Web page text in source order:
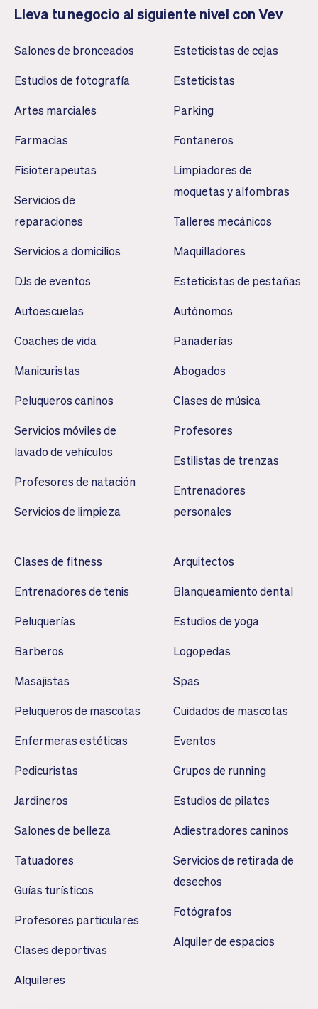
Lleva tu negocio al siguiente nivel con Vev
Salones de bronceados
Estudios de fotografía
Artes marciales
Farmacias
Fisioterapeutas
Servicios de
reparaciones
Servicios a domicilios
DJs de eventos
Autoescuelas
Coaches de vida
Manicuristas
Peluqueros caninos
Servicios móviles de
lavado de vehículos
Profesores de natación
Servicios de limpieza
Esteticistas de cejas
Esteticistas
Parking
Fontaneros
Limpiadores de
moquetas y alfombras
Talleres mecánicos
Maquilladores
Esteticistas de pestañas
Autónomos
Panaderías
Abogados
Clases de música
Profesores
Estilistas de trenzas
Entrenadores
personales
Clases de fitness
Entrenadores de tenis
Peluquerías
Barberos
Masajistas
Peluqueros de mascotas
Enfermeras estéticas
Pedicuristas
Jardineros
Salones de belleza
Tatuadores
Guías turísticos
Profesores particulares
Clases deportivas
Alquileres
Arquitectos
Blanqueamiento dental
Estudios de yoga
Logopedas
Spas
Cuidados de mascotas
Eventos
Grupos de running
Estudios de pilates
Adiestradores caninos
Servicios de retirada de
desechos
Fotógrafos
Alquiler de espacios